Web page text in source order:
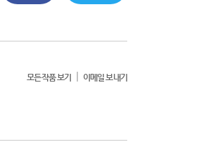
모든작품 보기 | 이메일 보내기